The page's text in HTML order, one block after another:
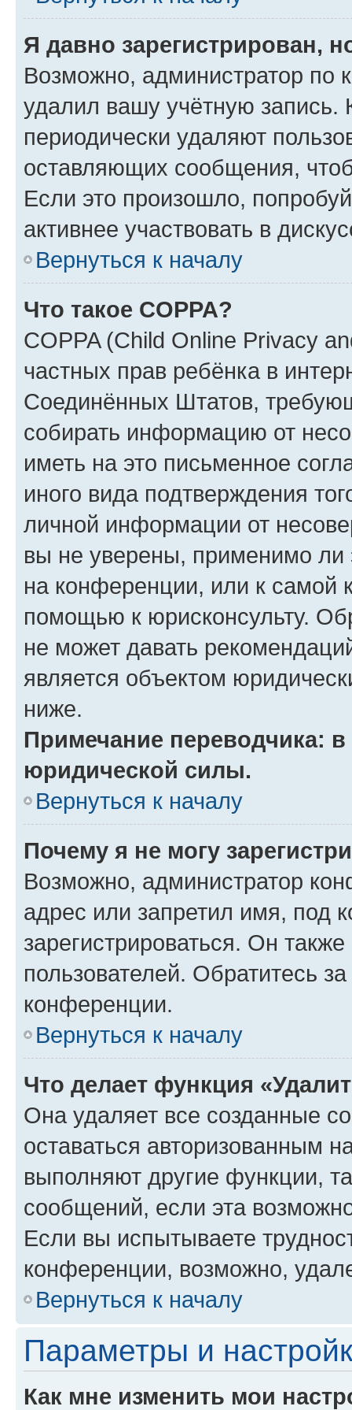
Я давно зарегистрирован,
Возможно, администратор по
удалил вашу учётную запись.
периодически удаляют
оставляющих сообщения,
Если это произошло,
активнее участвовать в
Вернуться к началу
Что такое COPPA?
COPPA (Child Online Privacy
частных прав ребёнка в
Соединённых Штатов,
собирать информацию от
иметь на это письменное
иного вида подтверждения
личной информации от
вы не уверены, применимо ли
на конференции, или к самой
помощью к юрисконсульту.
не может давать
является объектом
ниже.
Примечание переводчика:
юридической силы.
Вернуться к началу
Почему я не могу
Возможно, администратор
адрес или запретил имя, под
зарегистрироваться. Он
пользователей. Обратитесь
конференции.
Вернуться к началу
Что делает функция
Она удаляет все созданные
оставаться авторизованным
выполняют другие функции,
сообщений, если эта
Если вы испытываете
конференции, возможно,
Вернуться к началу
Параметры и
Как мне изменить мои